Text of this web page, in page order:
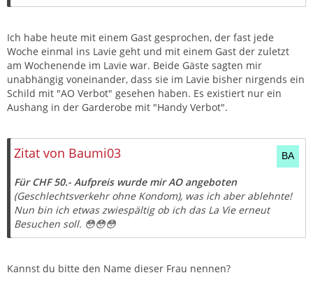
Ich habe heute mit einem Gast gesprochen, der fast jede
Woche einmal ins Lavie geht und mit einem Gast der zuletzt
am Wochenende im Lavie war. Beide Gäste sagten mir
unabhängig voneinander, dass sie im Lavie bisher nirgends ein
Schild mit "AO Verbot" gesehen haben. Es existiert nur ein
Aushang in der Garderobe mit "Handy Verbot".
Zitat von Baumi03
Für CHF 50.- Aufpreis wurde mir AO angeboten
(Geschlechtsverkehr ohne Kondom), was ich aber ablehnte!
Nun bin ich etwas zwiespältig ob ich das La Vie erneut
Besuchen soll. 😳😳😳
Kannst du bitte den Name dieser Frau nennen?